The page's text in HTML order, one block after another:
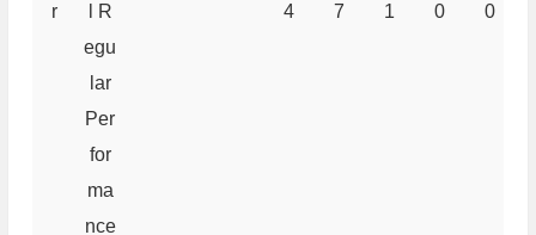
r
l R
egu
lar
Per
for
ma
nce
4
7
1
0
0